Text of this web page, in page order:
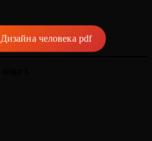
человека pdf